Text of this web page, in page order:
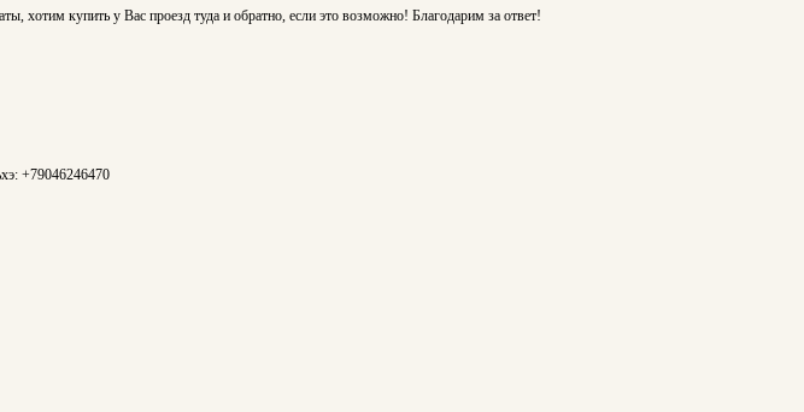
хотим купить у Вас проезд туда и обратно, если это возможно! Благодарим за ответ!
+79046246470